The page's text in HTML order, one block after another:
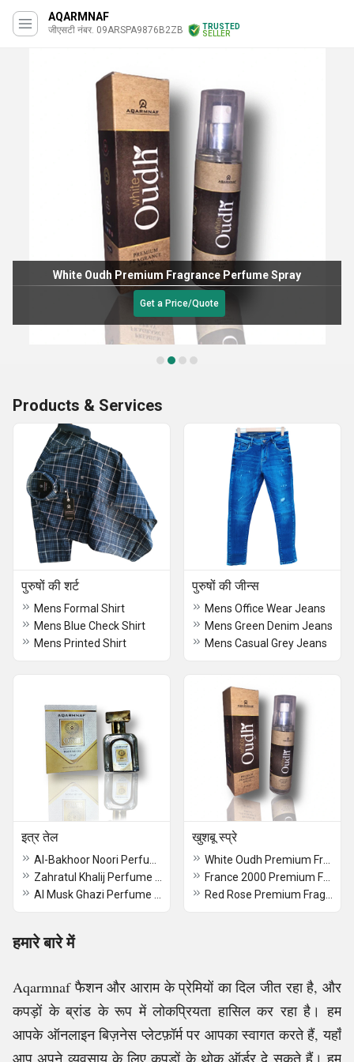
AQARMNAF
जीएसटी नंबर. 09ARSPA9876B2ZB
TRUSTED
SELLER
White Oudh Premium Fragrance Perfume Spray
Get a Price/Quote
Products & Services
पुरुषों की शर्ट
Mens Formal Shirt
Mens Blue Check Shirt
Mens Printed Shirt
पुरुषों की जीन्स
Mens Office Wear Jeans
Mens Green Denim Jeans
Mens Casual Grey Jeans
इत्र तेल खुशबू स्प्रे
हमारे बारे में
Aqarmnaf फैशन और आराम के प्रेमियों का दिल जीत रहा है, और
कपड़ों के ब्रांड के रूप में लोकप्रियता हासिल कर रहा है। हम
आपके ऑनलाइन बिज़नेस प्लेटफ़ॉर्म पर आपका स्वागत करते हैं, यहाँ
आप अपने व्यवसाय के लिए कपड़ों के थोक ऑर्डर दे सकते हैं। हम